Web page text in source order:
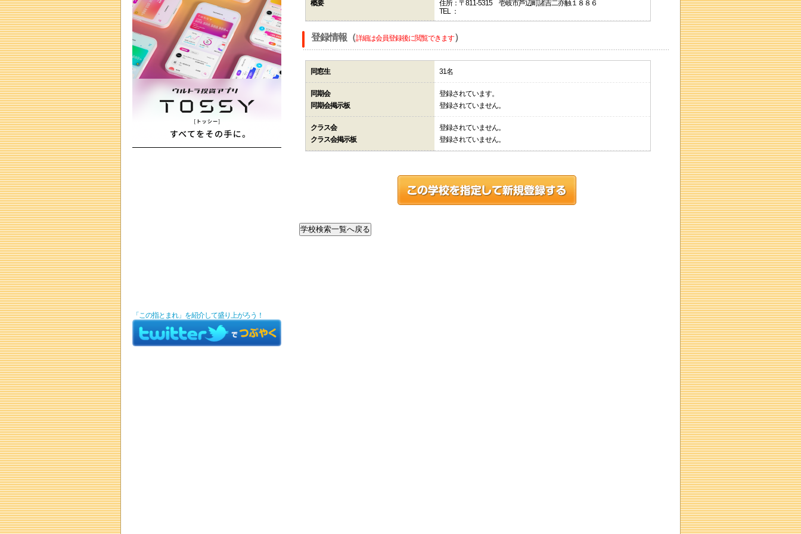
概要
住所：〒811-5315 壱岐市芦辺町諸吉二亦触１８８６
TEL ：
登録情報（詳細は会員登録後に閲覧できます）
同窓生 31名
同期会
同期会掲示板
登録されています。
登録されていません。
クラス会
クラス会掲示板
登録されていません。
登録されていません。
「この指とまれ」を紹介して盛り上がろう！